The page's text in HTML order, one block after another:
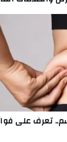
تعرف على